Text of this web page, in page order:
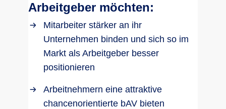
Arbeitgeber möchten:
Mitarbeiter stärker an ihr
Unternehmen binden und sich so im
Markt als Arbeitgeber besser
positionieren
Arbeitnehmern eine attraktive
chancenorientierte bAV bieten